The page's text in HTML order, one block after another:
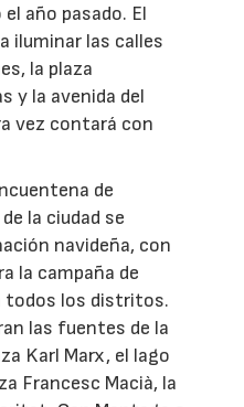
año pasado. El
iluminar las calles
la plaza
y la avenida del
vez contará con
de
la ciudad se
navideña, con
la campaña de
todos los distritos.
las fuentes de la
Karl Marx, el lago
Francesc Macià, la